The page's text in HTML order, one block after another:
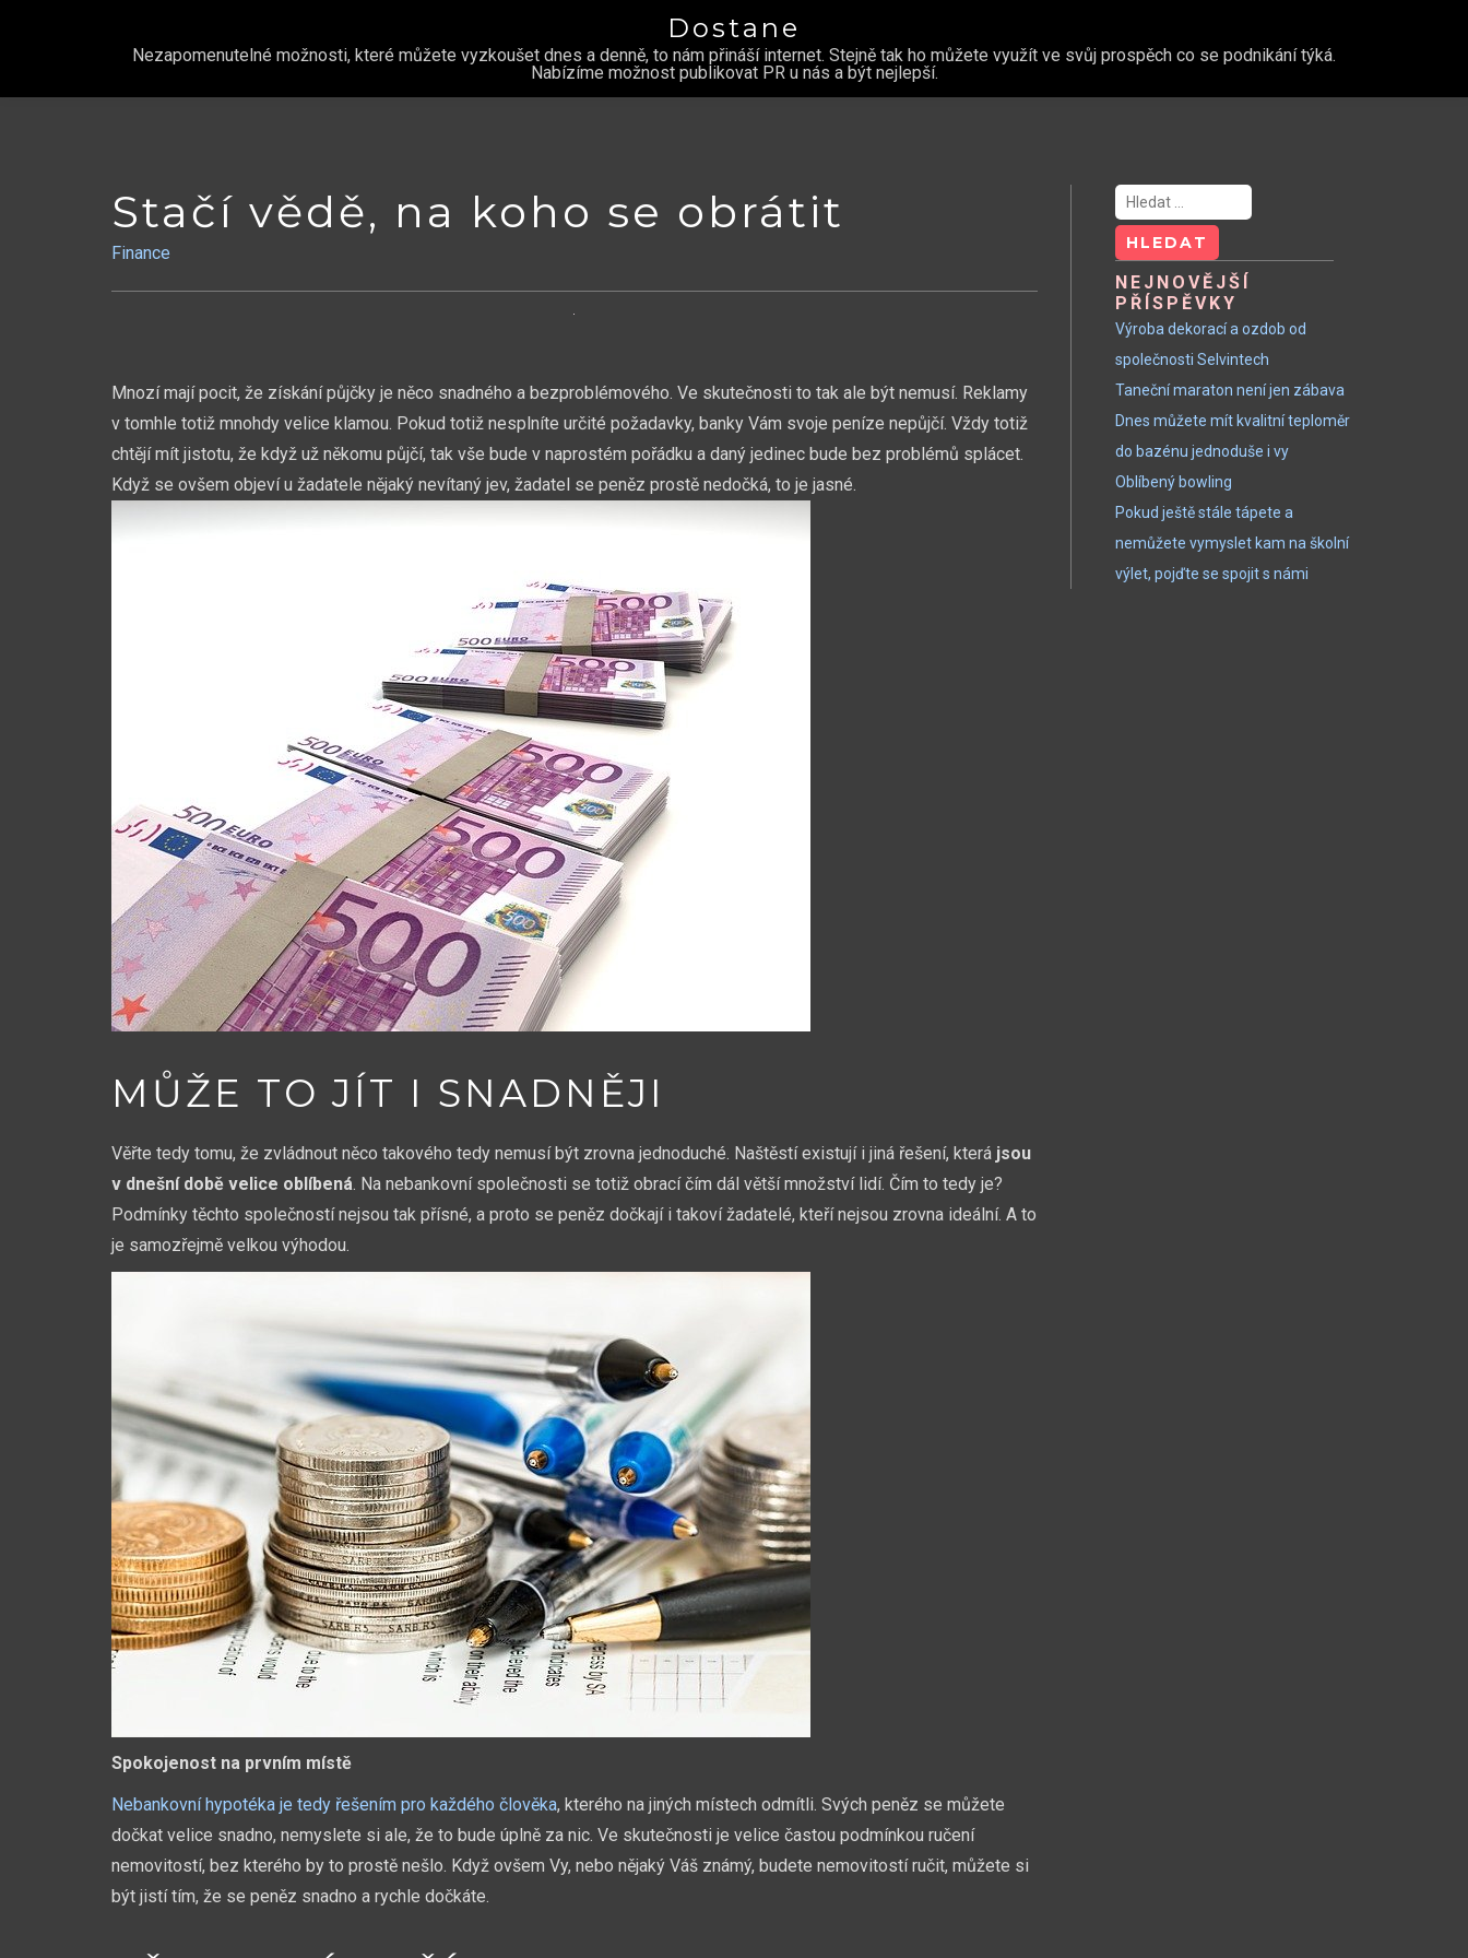
Dostane
Nezapomenutelné možnosti, které můžete vyzkoušet dnes a denně, to nám přináší internet. Stejně tak ho můžete využít ve svůj prospěch co se podnikání týká.
Nabízíme možnost publikovat PR u nás a být nejlepší.
Stačí vědě, na koho se obrátit
Finance
Mnozí mají pocit, že získání půjčky je něco snadného a bezproblémového. Ve skutečnosti to tak ale být nemusí. Reklamy
v tomhle totiž mnohdy velice klamou. Pokud totiž nesplníte určité požadavky, banky Vám svoje peníze nepůjčí. Vždy totiž
chtějí mít jistotu, že když už někomu půjčí, tak vše bude v naprostém pořádku a daný jedinec bude bez problémů splácet.
Když se ovšem objeví u žadatele nějaký nevítaný jev, žadatel se peněz prostě nedočká, to je jasné.
MŮŽE TO JÍT I SNADNĚJI
Věřte tedy tomu, že zvládnout něco takového tedy nemusí být zrovna jednoduché. Naštěstí existují i jiná řešení, která jsou
v dnešní době velice oblíbená . Na nebankovní společnosti se totiž obrací čím dál větší množství lidí. Čím to tedy je?
Podmínky těchto společností nejsou tak přísné, a proto se peněz dočkají i takoví žadatelé, kteří nejsou zrovna ideální. A to
je samozřejmě velkou výhodou.
Spokojenost na prvním místě
Nebankovní hypotéka je tedy řešením pro každého člověka, kterého na jiných místech odmítli. Svých peněz se můžete
dočkat velice snadno, nemyslete si ale, že to bude úplně za nic. Ve skutečnosti je velice častou podmínkou ručení
nemovitostí, bez kterého by to prostě nešlo. Když ovšem Vy, nebo nějaký Váš známý, budete nemovitostí ručit, můžete si
být jistí tím, že se peněz snadno a rychle dočkáte.
Vyhledávání
NEJNOVĚJŠÍ
PŘÍSPĚVKY
Výroba dekorací a ozdob od
společnosti Selvintech
Taneční maraton není jen zábava
Dnes můžete mít kvalitní teploměr
do bazénu jednoduše i vy
Oblíbený bowling
Pokud ještě stále tápete a
nemůžete vymyslet kam na školní
výlet, pojďte se spojit s námi